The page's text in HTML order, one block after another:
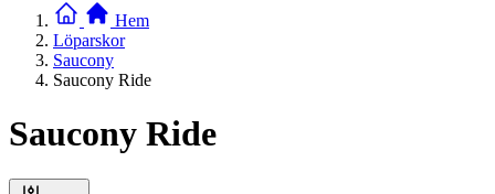
Hem
Löparskor
Saucony
Saucony Ride
Saucony Ride